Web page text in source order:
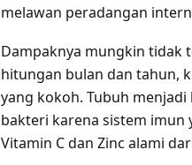
melawan peradangan
Dampaknya mungkin tidak
hitungan bulan dan tahun,
yang kokoh. Tubuh
bakteri karena sistem imun
Vitamin C dan Zinc alami